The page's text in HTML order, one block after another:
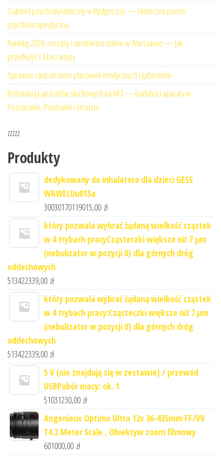
Gabinet psychodynamiczny w Bydgoszczy — skuteczna pomoc
psychoterapeutyczna
Ranking 2026: recepty i zwolnienia online w Warszawie — jak
przedłużyć L4 bez wizyty
Sprawne zaopatrzenie placówek medycznych i gabinetów
Refundacja aparatów słuchowych na NFZ — badania i aparaty w
Pruszkowie, Piastowie i Ursusie
zzzzz
Produkty
dedykowany do inhalatora dla dzieci GESS
WAWELUu015a
30030170119015,00 zł
który pozwala wybrać żądaną wielkość cząstek
w 4 trybach pracyCząsteczki większe niż 7 μm
(nebulizator w pozycji 0) dla górnych dróg
oddechowych
513422339,00 zł
który pozwala wybrać żądaną wielkość cząstek
w 4 trybach pracy:Cząsteczki większe niż 7 μm
(nebulizator w pozycji 0) dla górnych dróg
oddechowych
513422339,00 zł
5 V (nie znajdują się w zestawie) / przewód
USBPobór mocy: ok. 1
51031230,00 zł
Angenieux Optimo Ultra 12x 36-435mm FF/VV
T4.2 Meter Scale , Obiektyw zoom filmowy
601000,00 zł